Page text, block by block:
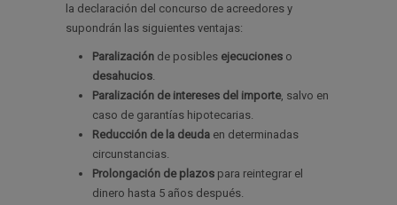
la declaración del concurso de acreedores y
supondrán las siguientes ventajas:
Paralización de posibles ejecuciones o
desahucios.
Paralización de intereses del importe, salvo en
caso de garantías hipotecarias.
Reducción de la deuda en determinadas
circunstancias.
Prolongación de plazos para reintegrar el
dinero hasta 5 años después.